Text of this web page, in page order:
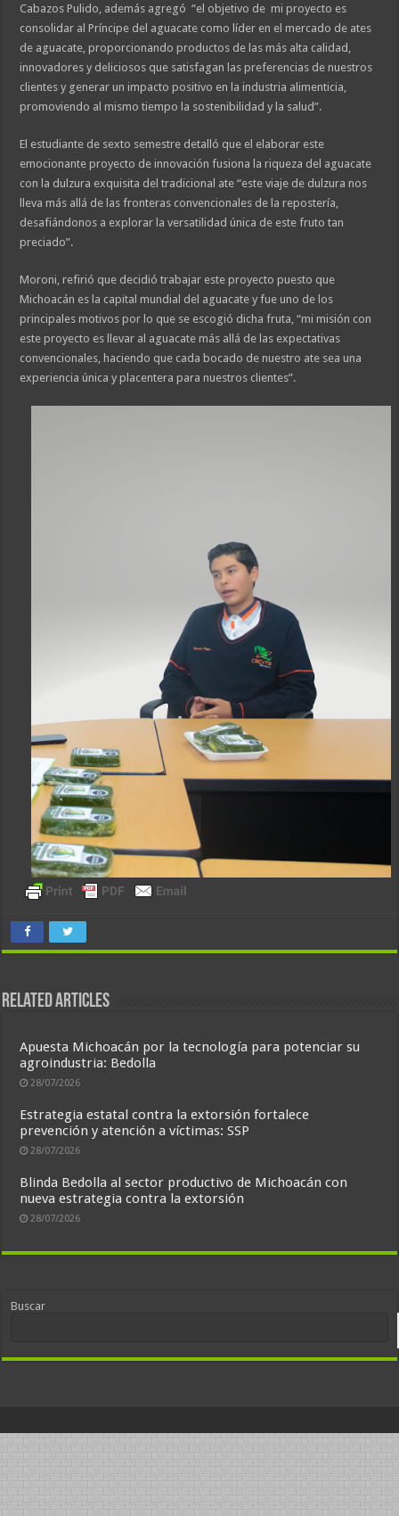
Cabazos Pulido, además agregó “el objetivo de mi proyecto es
consolidar al Príncipe del aguacate como líder en el mercado de ates
de aguacate, proporcionando productos de las más alta calidad,
innovadores y deliciosos que satisfagan las preferencias de nuestros
clientes y generar un impacto positivo en la industria alimenticia,
promoviendo al mismo tiempo la sostenibilidad y la salud”.
El estudiante de sexto semestre detalló que el elaborar este
emocionante proyecto de innovación fusiona la riqueza del aguacate
con la dulzura exquisita del tradicional ate “este viaje de dulzura nos
lleva más allá de las fronteras convencionales de la repostería,
desafiándonos a explorar la versatilidad única de este fruto tan
preciado”.
Moroni, refirió que decidió trabajar este proyecto puesto que
Michoacán es la capital mundial del aguacate y fue uno de los
principales motivos por lo que se escogió dicha fruta, “mi misión con
este proyecto es llevar al aguacate más allá de las expectativas
convencionales, haciendo que cada bocado de nuestro ate sea una
experiencia única y placentera para nuestros clientes”.
Related Articles
Apuesta Michoacán por la tecnología para potenciar su
agroindustria: Bedolla
28/07/2026
Estrategia estatal contra la extorsión fortalece
prevención y atención a víctimas: SSP
28/07/2026
Blinda Bedolla al sector productivo de Michoacán con
nueva estrategia contra la extorsión
28/07/2026
Buscar